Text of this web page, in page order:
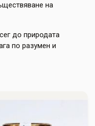
на
до природата
по разумен и